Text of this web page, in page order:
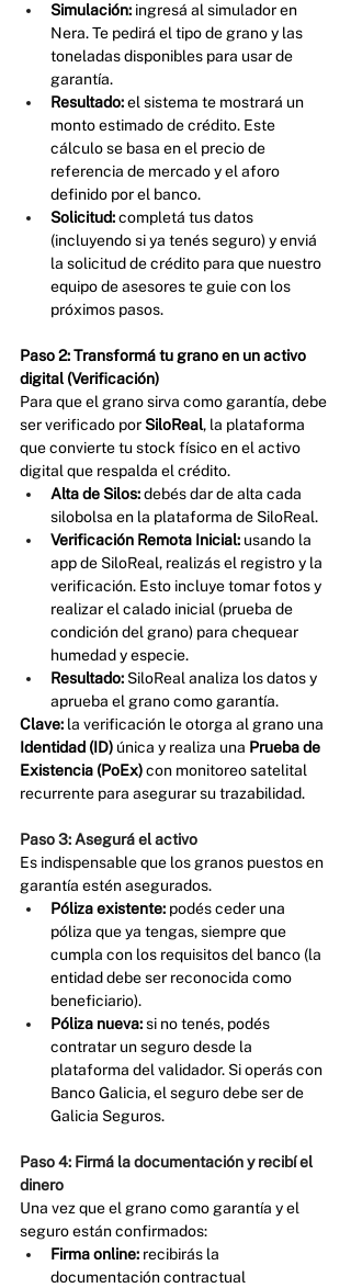
Simulación: ingresá al simulador en
Nera. Te pedirá el tipo de grano y las
toneladas disponibles para usar de
garantía.
Resultado: el sistema te mostrará un
monto estimado de crédito. Este
cálculo se basa en el precio de
referencia de mercado y el aforo
definido por el banco.
Solicitud: completá tus datos
(incluyendo si ya tenés seguro) y enviá
la solicitud de crédito para que nuestro
equipo de asesores te guie con los
próximos pasos.
Paso 2: Transformá tu grano en un activo
digital (Verificación)
Para que el grano sirva como garantía, debe
ser verificado por SiloReal, la plataforma
que convierte tu stock físico en el activo
digital que respalda el crédito.
Alta de Silos: debés dar de alta cada
silobolsa en la plataforma de SiloReal.
Verificación Remota Inicial: usando la
app de SiloReal, realizás el registro y la
verificación. Esto incluye tomar fotos y
realizar el calado inicial (prueba de
condición del grano) para chequear
humedad y especie.
Resultado: SiloReal analiza los datos y
aprueba el grano como garantía.
Clave: la verificación le otorga al grano una
Identidad (ID) única y realiza una Prueba de
Existencia (PoEx) con monitoreo satelital
recurrente para asegurar su trazabilidad.
Paso 3: Asegurá el activo
Es indispensable que los granos puestos en
garantía estén asegurados.
Póliza existente: podés ceder una
póliza que ya tengas, siempre que
cumpla con los requisitos del banco (la
entidad debe ser reconocida como
beneficiario).
Póliza nueva: si no tenés, podés
contratar un seguro desde la
plataforma del validador. Si operás con
Banco Galicia, el seguro debe ser de
Galicia Seguros.
Paso 4: Firmá la documentación y recibí el
dinero
Una vez que el grano como garantía y el
seguro están confirmados:
Firma online: recibirás la
documentación contractual